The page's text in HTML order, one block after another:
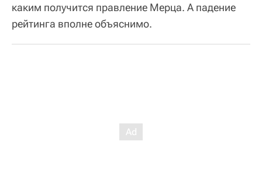
каким получится правление Мерца. А падение
рейтинга вполне объяснимо.